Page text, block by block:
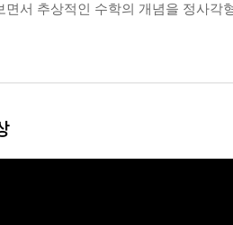
면서 추상적인 수학의 개념을 정사